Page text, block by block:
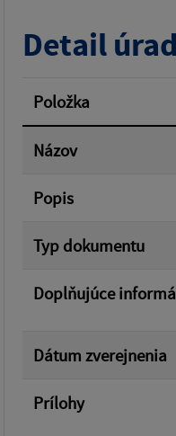
Filtrovať
Detail
Položka
Názov
Popis
Typ dokumentu
Doplňujúce
Dátum zverejnenia
Prílohy